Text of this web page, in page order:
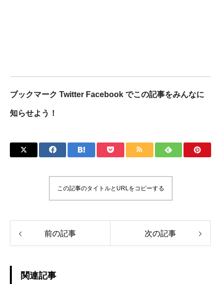
ブックマーク Twitter Facebook でこの記事をみんなに
知らせよう！
この記事のタイトルとURLをコピーする
前の記事 次の記事
関連記事